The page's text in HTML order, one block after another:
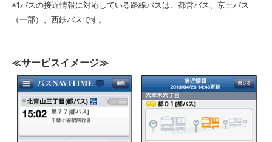
※1バスの接近情報に対応している路線バスは、都営バス、京王バス
（一部）、西鉄バスです。
≪サービスイメージ≫